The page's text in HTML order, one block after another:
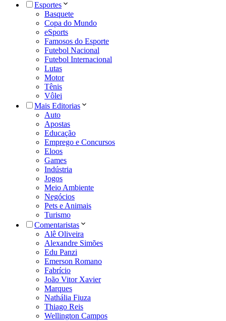
Esportes
Basquete
Copa do Mundo
eSports
Famosos do Esporte
Futebol Nacional
Futebol Internacional
Lutas
Motor
Tênis
Vôlei
Mais Editorias
Auto
Apostas
Educação
Emprego e Concursos
Eloos
Games
Indústria
Jogos
Meio Ambiente
Negócios
Pets e Animais
Turismo
Comentaristas
Alê Oliveira
Alexandre Simões
Edu Panzi
Emerson Romano
Fabrício
João Vitor Xavier
Marques
Nathália Fiuza
Thiago Reis
Wellington Campos